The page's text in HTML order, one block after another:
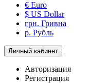
€ Euro
$ US Dollar
грн. Гривна
р. Рубль
Личный кабинет
Авторизация
Регистрация